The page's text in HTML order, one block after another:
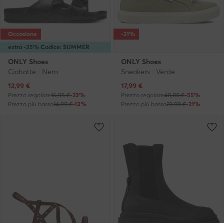
extra -35% Codice: SUMMER
Occasione
ONLY Shoes
Ciabatte · Nero
Prezzo attuale
12,99 €
Prezzo regolare16,95 €-23%
Prezzo più basso14,99 €-13%
-21%
ONLY Shoes
Sneakers · Verde
Prezzo attuale
17,99 €
Prezzo regolare40,00 €-55%
Prezzo più basso22,99 €-21%